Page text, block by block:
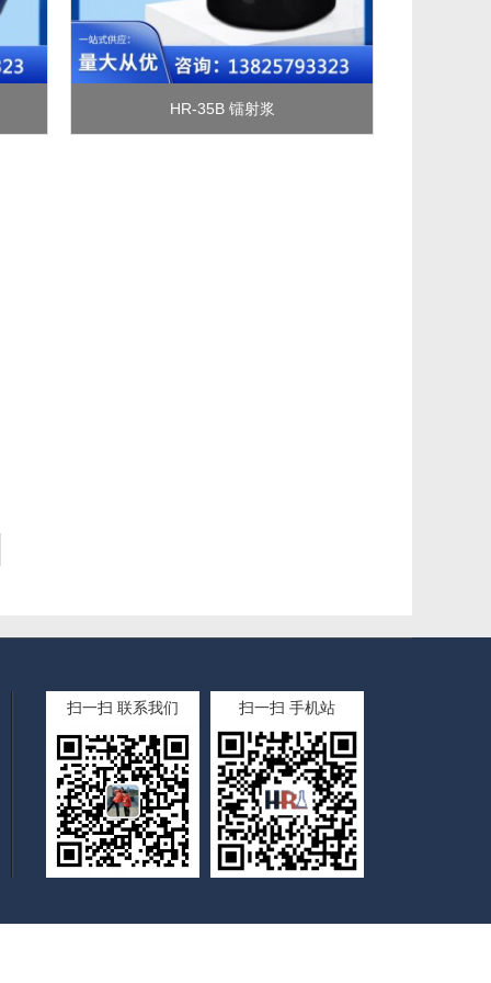
HR-35B 镭射浆
扫一扫 联系我们 扫一扫 手机站